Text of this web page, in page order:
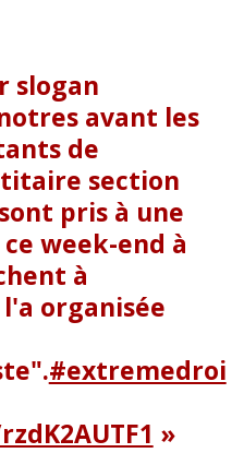
slogan
avant les
de
section
pris à une
week-end à
à
organisée
#extremedroi